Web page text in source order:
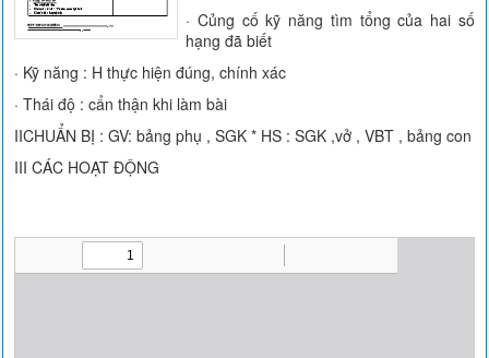
· Củng cố kỹ năng tìm tổng của hai số
hạng đã biết
· Kỹ năng : H thực hiện đúng, chính xác
· Thái độ : cẩn thận khi làm bài
IICHUẨN BỊ : GV: bảng phụ , SGK * HS : SGK ,vở , VBT , bảng con
III CÁC HOẠT ĐỘNG